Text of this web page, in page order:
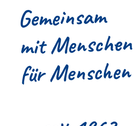
Gemeinsam
mit Menschen
für Menschen